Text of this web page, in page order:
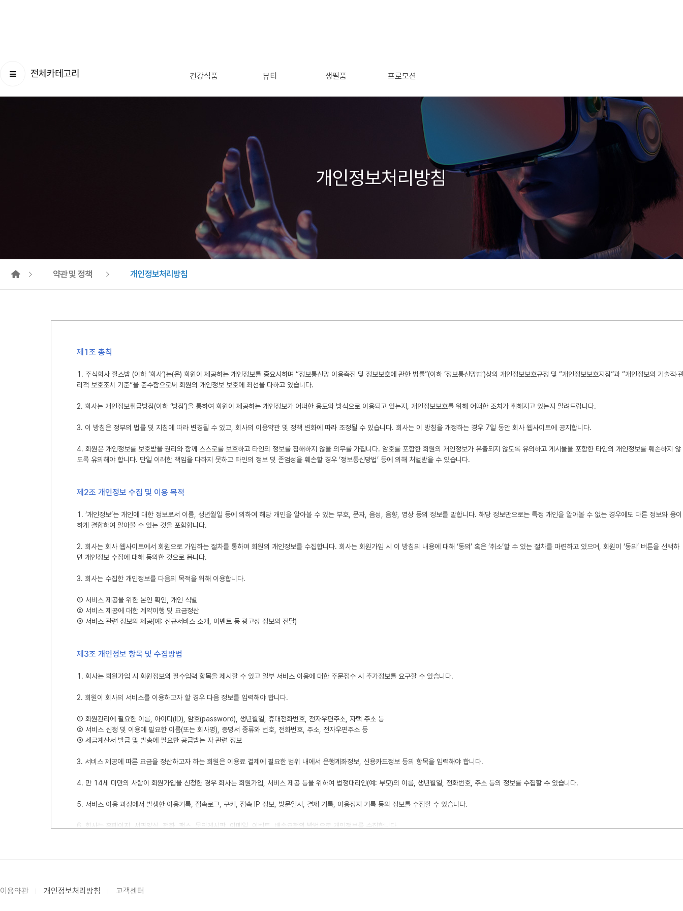
전체카테고리 건강식품 뷰티 생필품 프로모션
개인정보처리방침
약관 및 정책 개인정보처리방침
제1조 총칙
1. 주식회사 힐스밤 (이하 ‘회사’)는(은) 회원이 제공하는 개인정보를 중요시하며 “정보통신망 이용촉진 및 정보보호에 관한 법률”(이하 ‘정보통신망법’)상의 개인정보보호규정 및 “개인정보보호지침”과 “개인정보의 기술적·
리적 보호조치 기준”을 준수함으로써 회원의 개인정보 보호에 최선을 다하고 있습니다.
2. 회사는 개인정보취급방침(이하 ‘방침’)을 통하여 회원이 제공하는 개인정보가 어떠한 용도와 방식으로 이용되고 있는지, 개인정보보호를 위해 어떠한 조치가 취해지고 있는지 알려드립니다.
3. 이 방침은 정부의 법률 및 지침에 따라 변경될 수 있고, 회사의 이용약관 및 정책 변화에 따라 조정될 수 있습니다. 회사는 이 방침을 개정하는 경우 7일 동안 회사 웹사이트에 공지합니다.
4. 회원은 개인정보를 보호받을 권리와 함께 스스로를 보호하고 타인의 정보를 침해하지 않을 의무를 가집니다. 암호를 포함한 회원의 개인정보가 유출되지 않도록 유의하고 게시물을 포함한 타인의 개인정보를 훼손하지 않
도록 유의해야 합니다. 만일 이러한 책임을 다하지 못하고 타인의 정보 및 존엄성을 훼손할 경우 ‘정보통신망법’ 등에 의해 처벌받을 수 있습니다.
제2조 개인정보 수집 및 이용 목적
1. ‘개인정보’는 개인에 대한 정보로서 이름, 생년월일 등에 의하여 해당 개인을 알아볼 수 있는 부호, 문자, 음성, 음향, 영상 등의 정보를 말합니다. 해당 정보만으로는 특정 개인을 알아볼 수 없는 경우에도 다른 정보와 용이
하게 결합하여 알아볼 수 있는 것을 포함합니다.
2. 회사는 회사 웹사이트에서 회원으로 가입하는 절차를 통하여 회원의 개인정보를 수집합니다. 회사는 회원가입 시 이 방침의 내용에 대해 ‘동의’ 혹은 ‘취소’할 수 있는 절차를 마련하고 있으며, 회원이 ‘동의’ 버튼을 선택하
면 개인정보 수집에 대해 동의한 것으로 봅니다.
3. 회사는 수집한 개인정보를 다음의 목적을 위해 이용합니다.
① 서비스 제공을 위한 본인 확인, 개인 식별
② 서비스 제공에 대한 계약이행 및 요금정산
③ 서비스 관련 정보의 제공(예: 신규서비스 소개, 이벤트 등 광고성 정보의 전달)
제3조 개인정보 항목 및 수집방법
1. 회사는 회원가입 시 회원정보의 필수입력 항목을 제시할 수 있고 일부 서비스 이용에 대한 주문접수 시 추가정보를 요구할 수 있습니다.
2. 회원이 회사의 서비스를 이용하고자 할 경우 다음 정보를 입력해야 합니다.
① 회원관리에 필요한 이름, 아이디(ID), 암호(password), 생년월일, 휴대전화번호, 전자우편주소, 자택 주소 등
② 서비스 신청 및 이용에 필요한 이름(또는 회사명), 증명서 종류와 번호, 전화번호, 주소, 전자우편주소 등
③ 세금계산서 발급 및 발송에 필요한 공급받는 자 관련 정보
3. 서비스 제공에 따른 요금을 정산하고자 하는 회원은 이용료 결제에 필요한 범위 내에서 은행계좌정보, 신용카드정보 등의 항목을 입력해야 합니다.
4. 만 14세 미만의 사람이 회원가입을 신청한 경우 회사는 회원가입, 서비스 제공 등을 위하여 법정대리인(예: 부모)의 이름, 생년월일, 전화번호, 주소 등의 정보를 수집할 수 있습니다.
5. 서비스 이용 과정에서 발생한 이용기록, 접속로그, 쿠키, 접속 IP 정보, 방문일시, 결제 기록, 이용정지 기록 등의 정보를 수집할 수 있습니다.
6. 회사는 홈페이지, 서면양식, 전화, 팩스, 문의게시판, 이메일, 이벤트, 배송요청의 방법으로 개인정보를 수집합니다.
이용약관 개인정보처리방침 고객센터